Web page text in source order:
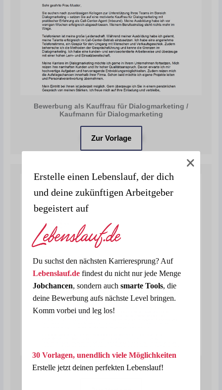
Bewerbung als Kauffrau für Dialogmarketing /
Kaufmann für Dialogmarketing
Zur Vorlage
Bewerbung als Koch / Köchin
Erstelle einen Lebenslauf, der dich
und deine zukünftigen Arbeitgeber
begeistert auf
Du suchst den nächsten Karrieresprung? Auf
Lebenslauf.defindest du nicht nur jede Menge
Jobchancen, sondern auch smarte Tools, die
deine Bewerbung aufs nächste Level bringen.
Komm vorbei und leg los!
30 Vorlagen, unendlich viele Möglichkeiten
Erstelle jetzt deinen perfekten Lebenslauf!